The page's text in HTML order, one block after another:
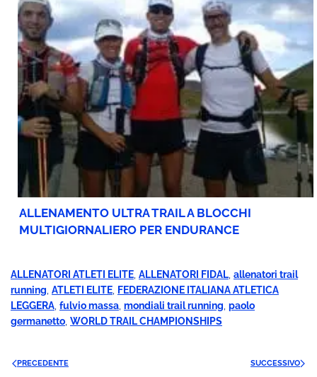
ALLENAMENTO ULTRA TRAIL A BLOCCHI
MULTIGIORNALIERO PER ENDURANCE
ALLENATORI ATLETI ELITE ALLENATORI FIDAL allenatori trail
running ATLETI ELITE
FEDERAZIONE ITALIANA ATLETICA
LEGGERA fulvio massa mondiali trail running paolo
germanetto WORLD TRAIL CHAMPIONSHIPS
PRECEDENTE SUCCESSIVO